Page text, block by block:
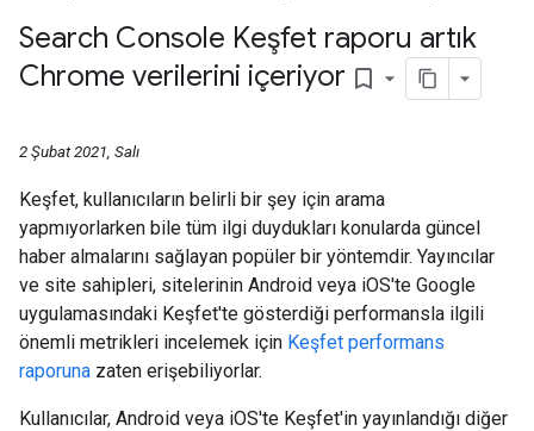
Search Console Keşfet raporu artık
Chrome verilerini içeriyor bookmark_border
2 Şubat 2021, Salı
Keşfet, kullanıcıların belirli bir şey için arama
yapmıyorlarken bile tüm ilgi duydukları konularda güncel
haber almalarını sağlayan popüler bir yöntemdir. Yayıncılar
ve site sahipleri, sitelerinin Android veya iOS'te Google
uygulamasındaki Keşfet'te gösterdiği performansla ilgili
önemli metrikleri incelemek için Keşfet performans
raporuna zaten erişebiliyorlar.
Kullanıcılar, Android veya iOS'te Keşfet'in yayınlandığı diğer